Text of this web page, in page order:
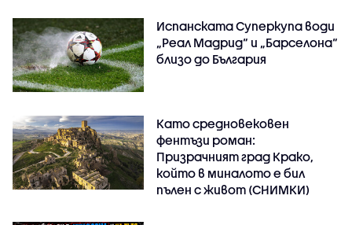
Испанската Суперкупа води
„Реал Мадрид“ и „Барселона“
близо до България
Като средновековен
фентъзи роман:
Призрачният град Крако,
който в миналото е бил
пълен с живот (СНИМКИ)